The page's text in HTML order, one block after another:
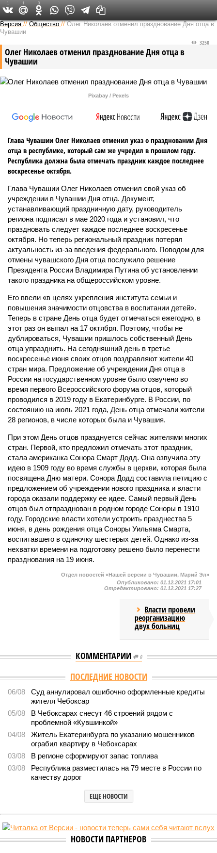
Версия в Чувашии
Версия //Общество //Олег Николаев отменил празднование Дня отца в
Чувашии
Олег Николаев отменил празднование Дня отца в
Чувашии
3250
Pixabay / Pexels
Глава Чувашии Олег Николаев отменил указ о праздновании Дня
отца в республике, который сам же учредил в прошлом году.
Республика должна была отмечать праздник каждое последнее
воскресенье октября.
Глава Чувашии Олег Николаев отменил свой указ об
учреждении в Чувашии Дня отца. Документ,
устанавливающий праздничную дату, руководитель
региона подписал в мае 2020 года и установил, что
праздновать следует каждое последнее воскресенье
октября. Но теперь региональный праздник потерял
актуальность из-за введения федерального. Поводом для
отмены чувашского Дня отца послужило решение
Президента России Владимира Путина об установлении
такого праздника на общероссийском уровне.
Его ввели «в целях укрепления института семьи и
повышения значимости отцовства в воспитании детей».
Теперь в стране День отца будет отмечаться ежегодно, в
этот раз он выпал на 17 октября. Поэтому, чтобы не
дублироваться, Чувашии пришлось собственный День
отца упразднить. На сегодняшний день в третье
воскресенье июня своих отцов поздравляют жители 40
стран мира. Предложение об учреждении Дня отца в
России на государственном уровне было озвучено во
время первого Всероссийского форума отцов, который
проводился в 2019 году в Екатеринбурге. В России, по
состоянию на июль 2021 года, День отца отмечали жители
28 регионов, в числе которых была и Чувашия.
При этом День отцов празднуется сейчас жителями многих
стран. Первой, кто предложил отмечать этот праздник,
стала американка Сонора Смарт Додд. Она озвучила эту
идею в 1909 году во время службы в церкви, которая была
посвящена Дню матери. Сонора Додд составила петицию с
предложением об учреждении нового праздника и власти
города оказали поддержку ее идее. Самый первый День
отцов был отпразднован в родном городе Соноры в 1910
году. Городские власти хотели устроить празднества 5
июня, в день рождения отца Соноры Уильяма Смарта,
воспитавшего в одиночку шестерых детей. Однако из-за
нехватки времени на подготовку решено было перенести
празднования на 19 июня.
1 1 0
Отдел новостей «Нашей версии в Чувашии, Марий Эл»
Опубликовано: 01.12.2021 17:01
Отредактировано: 01.12.2021 17:27
Власти провели
реорганизацию
двух больниц
КОММЕНТАРИИ 0
Версия //Власть //Роспотребнадзор после проверки отстранил от
работы 20 сотрудников детских лагерей
Роспотребнадзор после проверки отстранил от работы 20
сотрудников детских лагерей
1552
Здоровый отдых
Роспотребнадзор после проверки отстранил от работы 20 сотрудников
детских лагерей (фото: pixnio.com)
Руководитель Управления Роспотребнадзора по Чувашской
Республике Татьяна Гермонова принимала участие в заседании
Межведомственной комиссии, занимающейся вопросами